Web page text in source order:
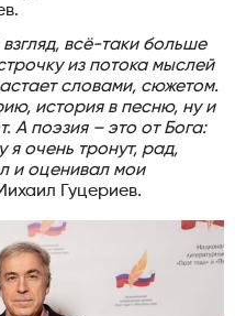
всё-таки больше
из потока мыслей
словами, сюжетом.
история в песню, ну и
А поэзия – это от Бога:
я очень тронут, рад,
и оценивал мои
Гуцериев.